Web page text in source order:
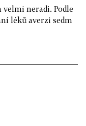
neradi. Podle
léků averzi sedm